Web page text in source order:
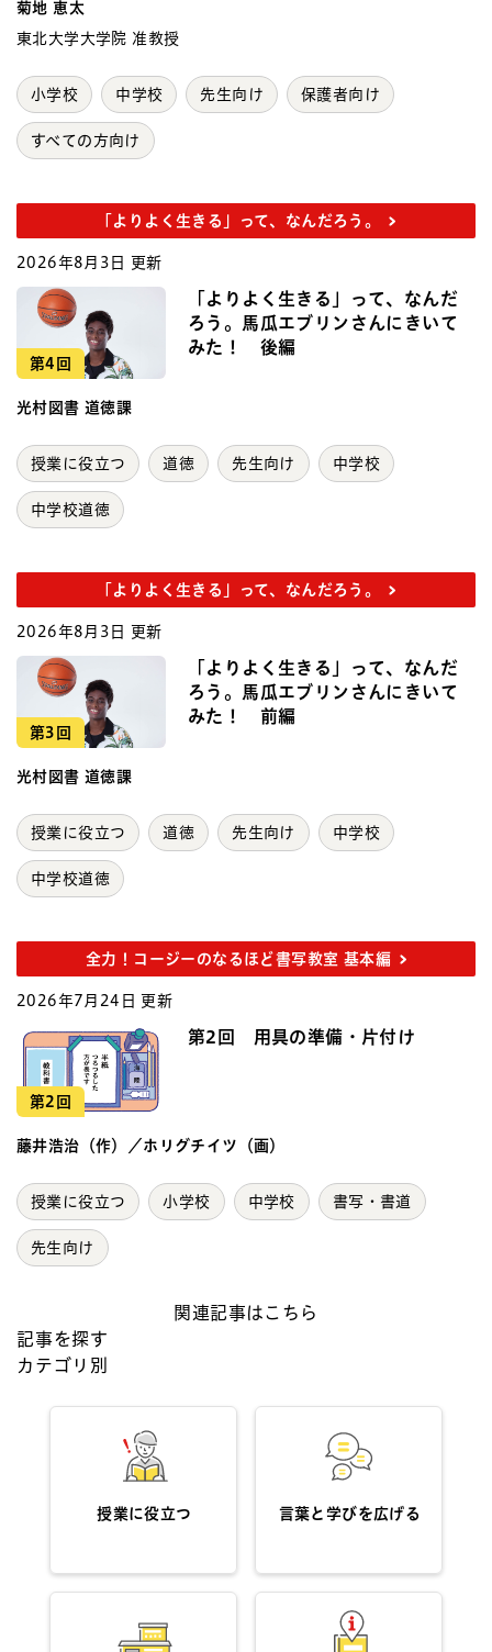
菊地 恵太
東北大学大学院 准教授
小学校 中学校 先生向け 保護者向け
すべての方向け
「よりよく生きる」って、なんだろう。
2026年8月3日 更新
第4回
「よりよく生きる」って、なんだ
ろう。馬瓜エブリンさんにきいて
みた！ 後編
光村図書 道徳課
授業に役立つ 道徳 先生向け 中学校
中学校道徳
「よりよく生きる」って、なんだろう。
2026年8月3日 更新
第3回
「よりよく生きる」って、なんだ
ろう。馬瓜エブリンさんにきいて
みた！ 前編
光村図書 道徳課
授業に役立つ 道徳 先生向け 中学校
中学校道徳
全力！コージーのなるほど書写教室 基本編
2026年7月24日 更新
第2回
第2回 用具の準備・片付け
藤井浩治（作）／ホリグチイツ（画）
授業に役立つ 小学校 中学校 書写・書道
先生向け
関連記事はこちら
記事を探す
カテゴリ別
授業に役立つ 言葉と学びを広げる